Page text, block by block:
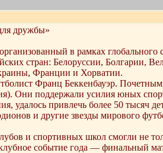
дружбы»
в рамках
стран: Белоруссии, Болгарии,
Франции и Хорватии.
Франц Беккенбауэр.
Они поддержали усилия юных
удалось привлечь более 50 тысяч
и другие звезды мирового
и спортивных школ смогли не
клубное событие года —